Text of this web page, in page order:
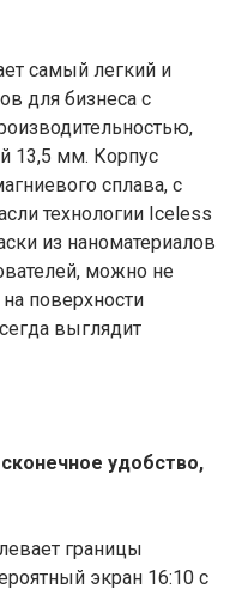
самый легкий и
для бизнеса с
13,5 мм. Корпус
сплава, с
технологии Iceless
из наноматериалов
можно не
поверхности
выглядит
удобство,
границы
экран 16:10 с